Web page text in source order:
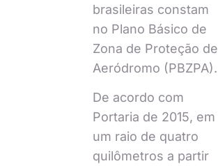
brasileiras constam
no Plano Básico de
Zona de Proteção de
Aeródromo (PBZPA).
De acordo com
Portaria de 2015, em
um raio de quatro
quilômetros a partir